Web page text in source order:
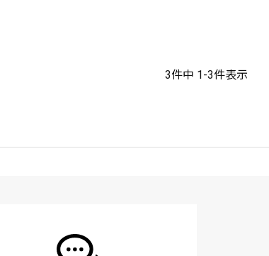
3件中 1-3件表示